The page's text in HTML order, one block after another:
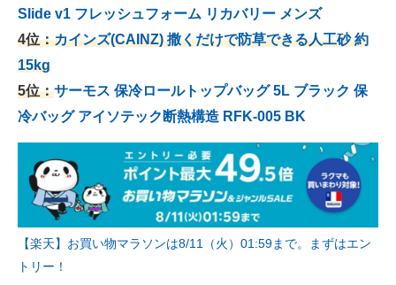
Slide v1 フレッシュフォーム リカバリー メンズ
4位：カインズ(CAINZ) 撒くだけで防草できる人工砂 約
15kg
5位：サーモス 保冷ロールトップバッグ 5L ブラック 保
冷バッグ アイソテック断熱構造 RFK-005 BK
【楽天】お買い物マラソンは8/11（火）01:59まで。まずはエン
トリー！